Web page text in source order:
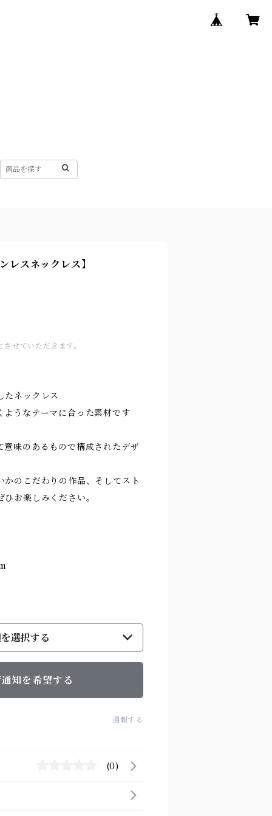
スネックレス】
せていただきます。
たネックレス
ようなテーマに合った素材です
味のあるもので構成されたデザ
のこだわりの作品、そしてスト
お楽しみください。
選択する
知を希望する
通報する
(0)